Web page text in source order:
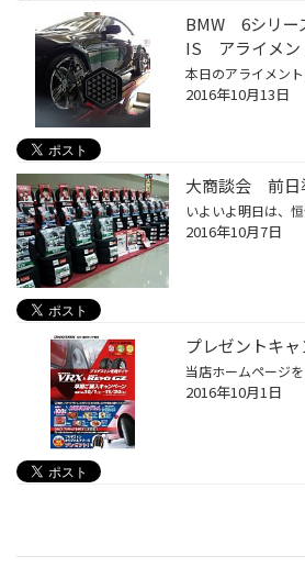
BMW 6シリ
IS アライメン
2016年10月13日
大商談会 前日
2016年10月7日
プレゼントキ
2016年10月1日